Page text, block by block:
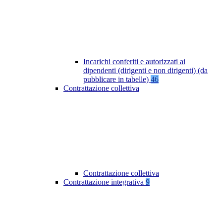
Incarichi conferiti e autorizzati ai
dipendenti (dirigenti e non dirigenti) (da
pubblicare in tabelle) 46
Contrattazione collettiva
Contrattazione collettiva
Contrattazione integrativa 9